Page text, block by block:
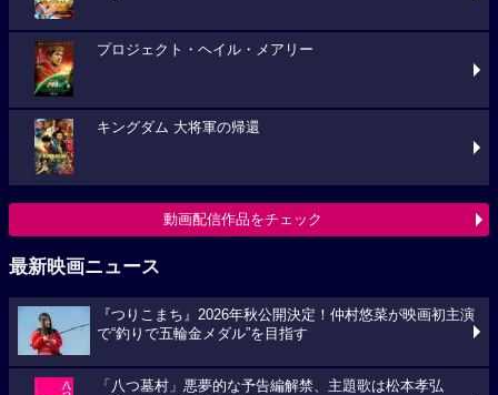
プロジェクト・ヘイル・メアリー
キングダム 大将軍の帰還
動画配信作品をチェック
最新映画ニュース
『つりこまち』2026年秋公開決定！仲村悠菜が映画初主演
で“釣りで五輪金メダル”を目指す
「八つ墓村」悪夢的な予告編解禁、主題歌は松本孝弘